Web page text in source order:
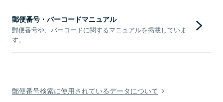
郵便番号・バーコードマニュアル
郵便番号や、バーコードに関するマニュアルを掲載していま
す。
郵便番号検索に使用されているデータについて